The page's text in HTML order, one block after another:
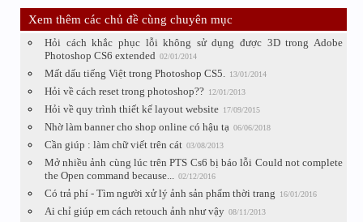
Xem thêm các chủ đề cùng chuyên mục
Hỏi cách khắc phục lỗi không sử dụng được 3D trong Adobe
Photoshop CS6 extended 02/01/2014
Mất dấu tiếng Việt trong Photoshop CS5. 13/01/2014
Hỏi về cách reset trong photoshop?? 12/01/2013
Hỏi về quy trình thiết kế layout website 17/09/2015
Nhờ làm banner cho shop online có hậu tạ 06/06/2018
Cần giúp : làm chữ viết trên cát 03/08/2013
Mở nhiều ảnh cùng lúc trên PTS Cs6 bị báo lỗi Could not complete
the Open command because... 02/12/2016
Có trả phí - Tìm người xử lý ảnh sản phẩm thời trang 16/01/2016
Ai chỉ giúp em cách retouch ảnh như vậy 08/11/2013